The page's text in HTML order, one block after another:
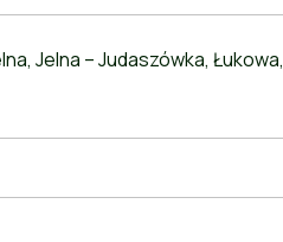
Jelna – Judaszówka, Łukowa,